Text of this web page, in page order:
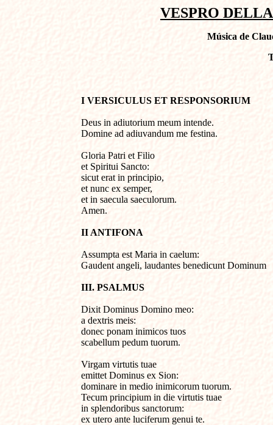
VESPRO
Música de
I VERSICULUS ET RESPONSORIUM
Deus in adiutorium meum intende.
Domine ad adiuvandum me festina.
Gloria Patri et Filio
et Spiritui Sancto:
sicut erat in principio,
et nunc ex semper,
et in saecula saeculorum.
Amen.
II ANTIFONA
Assumpta est Maria in caelum:
Gaudent angeli, laudantes benedicunt Dominum
III. PSALMUS
Dixit Dominus Domino meo:
a dextris meis:
donec ponam inimicos tuos
scabellum pedum tuorum.
Virgam virtutis tuae
emittet Dominus ex Sion:
dominare in medio inimicorum tuorum.
Tecum principium in die virtutis tuae
in splendoribus sanctorum:
ex utero ante luciferum genui te.